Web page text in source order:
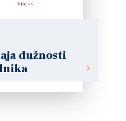
Više >>
dužnosti